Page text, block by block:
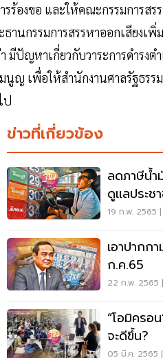
องขอ และให้คณะกรรมการสร
านกรรมการสรรหาออกเสียงเ
มีปัญหาเกี่ยวกับวาระการดำรง
นูญ เพื่อให้สำนักงานศาลรัฐธร
ป
ข่าวที่เกี่ยวข้อง
ลดภาษีน้
ดูแลประช
19 ก.พ. 2565
เอาปากก
ก.ค.65
22 ก.พ. 2565
“โอมิครอ
จะดีขึ้น?
05 มี.ค. 2565